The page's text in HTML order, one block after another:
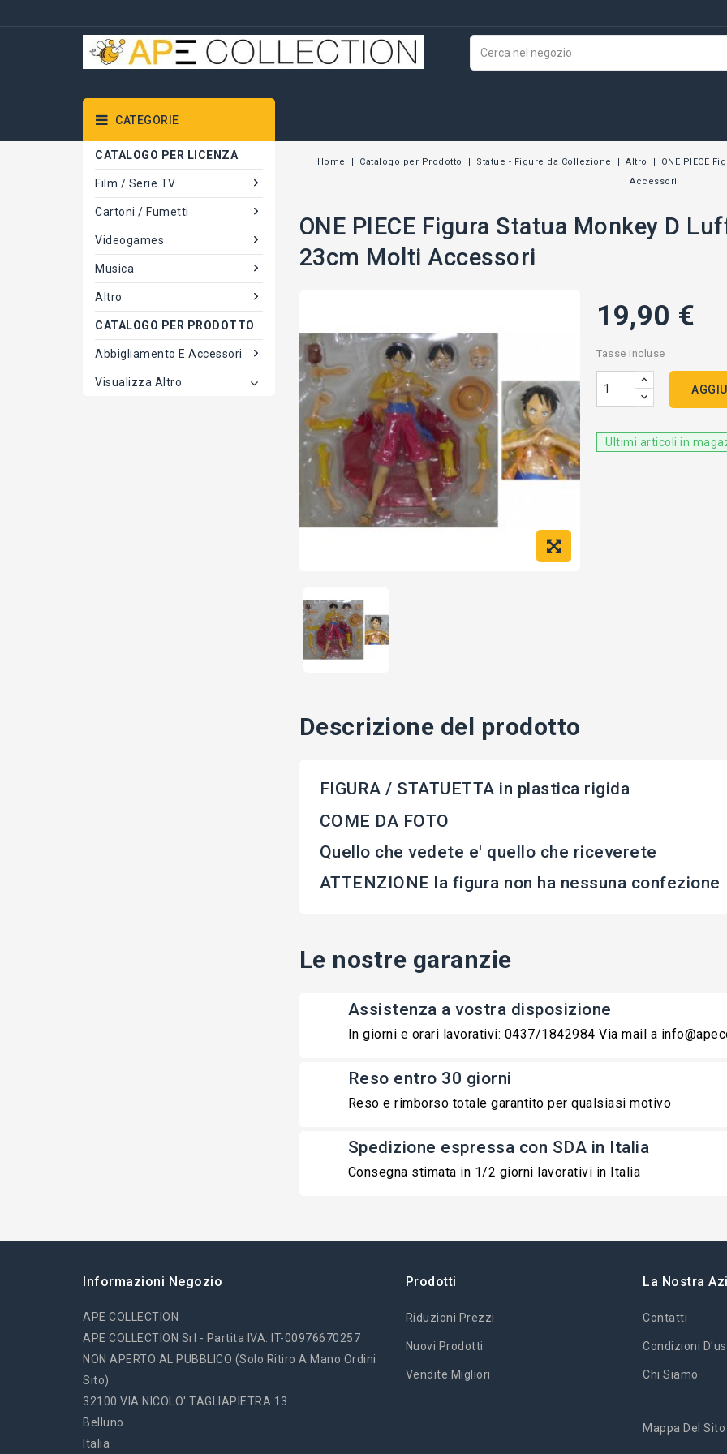
CATEGORIE
CATALOGO PER LICENZA
Film / Serie TV
Cartoni / Fumetti
Videogames
Musica
Altro
CATALOGO PER PRODOTTO
Abbigliamento E Accessori
Visualizza Altro
Home Catalogo per Prodotto Statue - Figure da Collezione Altro
ONE PIECE
Accessori
ONE PIECE Figura Statua Monkey D
23cm Molti Accessori
19,90 €
Tasse incluse
Ultimi articoli in
Descrizione del prodotto
FIGURA / STATUETTA in plastica rigida
COME DA FOTO
Quello che vedete e' quello che riceverete
ATTENZIONE la figura non ha nessuna confezione
Le nostre garanzie
Assistenza a vostra disposizione
In giorni e orari lavorativi: 0437/1842984 Via mail a
Reso entro 30 giorni
Reso e rimborso totale garantito per qualsiasi motivo
Spedizione espressa con SDA in Italia
Consegna stimata in 1/2 giorni lavorativi in Italia
Informazioni Negozio
APE COLLECTION
APE COLLECTION Srl - Partita IVA: IT-00976670257
NON APERTO AL PUBBLICO (solo Ritiro A Mano Ordini
Sito)
32100 VIA NICOLO' TAGLIAPIETRA 13
Belluno
Italia
Prodotti
Riduzioni Prezzi
Nuovi Prodotti
Vendite Migliori
La Nostra
Contatti
Condizioni
Chi Siamo
Mappa Del Sito